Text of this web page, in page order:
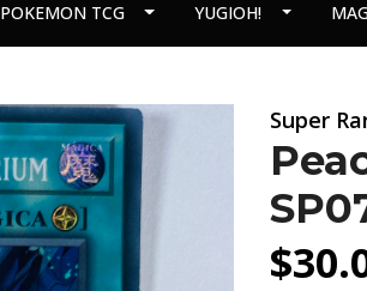
POKEMON TCG YUGIOH!
Super